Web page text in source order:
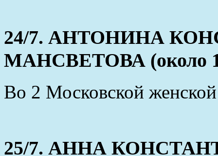
24/7. АНТОНИНА
МАНСВЕТОВА (около
Во 2 Московской
25/7. АННА